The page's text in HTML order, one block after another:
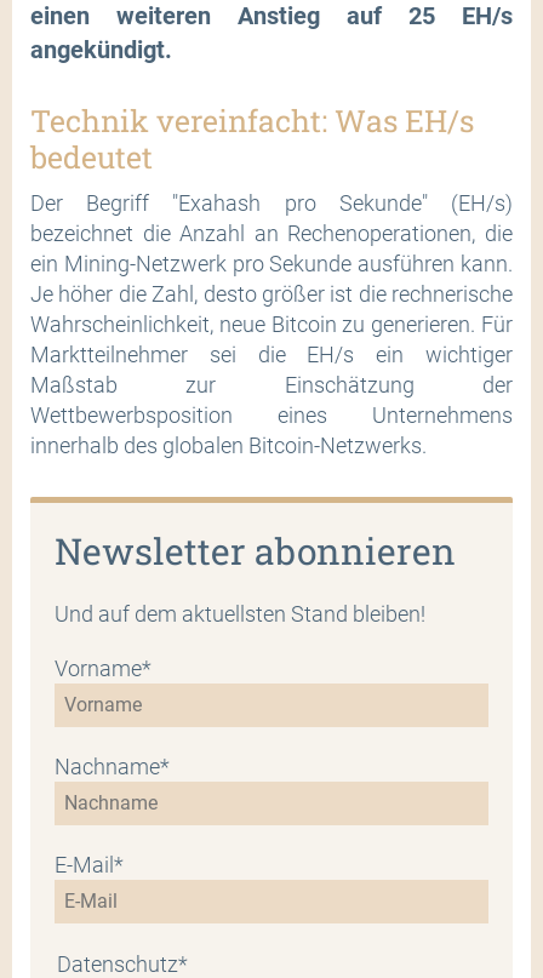
einen weiteren Anstieg auf 25 EH/s
angekündigt.
Technik vereinfacht: Was EH/s
bedeutet
Der Begriff "Exahash pro Sekunde" (EH/s)
bezeichnet die Anzahl an Rechenoperationen, die
ein Mining-Netzwerk pro Sekunde ausführen kann.
Je höher die Zahl, desto größer ist die rechnerische
Wahrscheinlichkeit, neue Bitcoin zu generieren. Für
Marktteilnehmer sei die EH/s ein wichtiger
Maßstab zur Einschätzung der
Wettbewerbsposition eines Unternehmens
innerhalb des globalen Bitcoin-Netzwerks.
Newsletter abonnieren
Und auf dem aktuellsten Stand bleiben!
Vorname*
Nachname*
E-Mail*
Datenschutz*